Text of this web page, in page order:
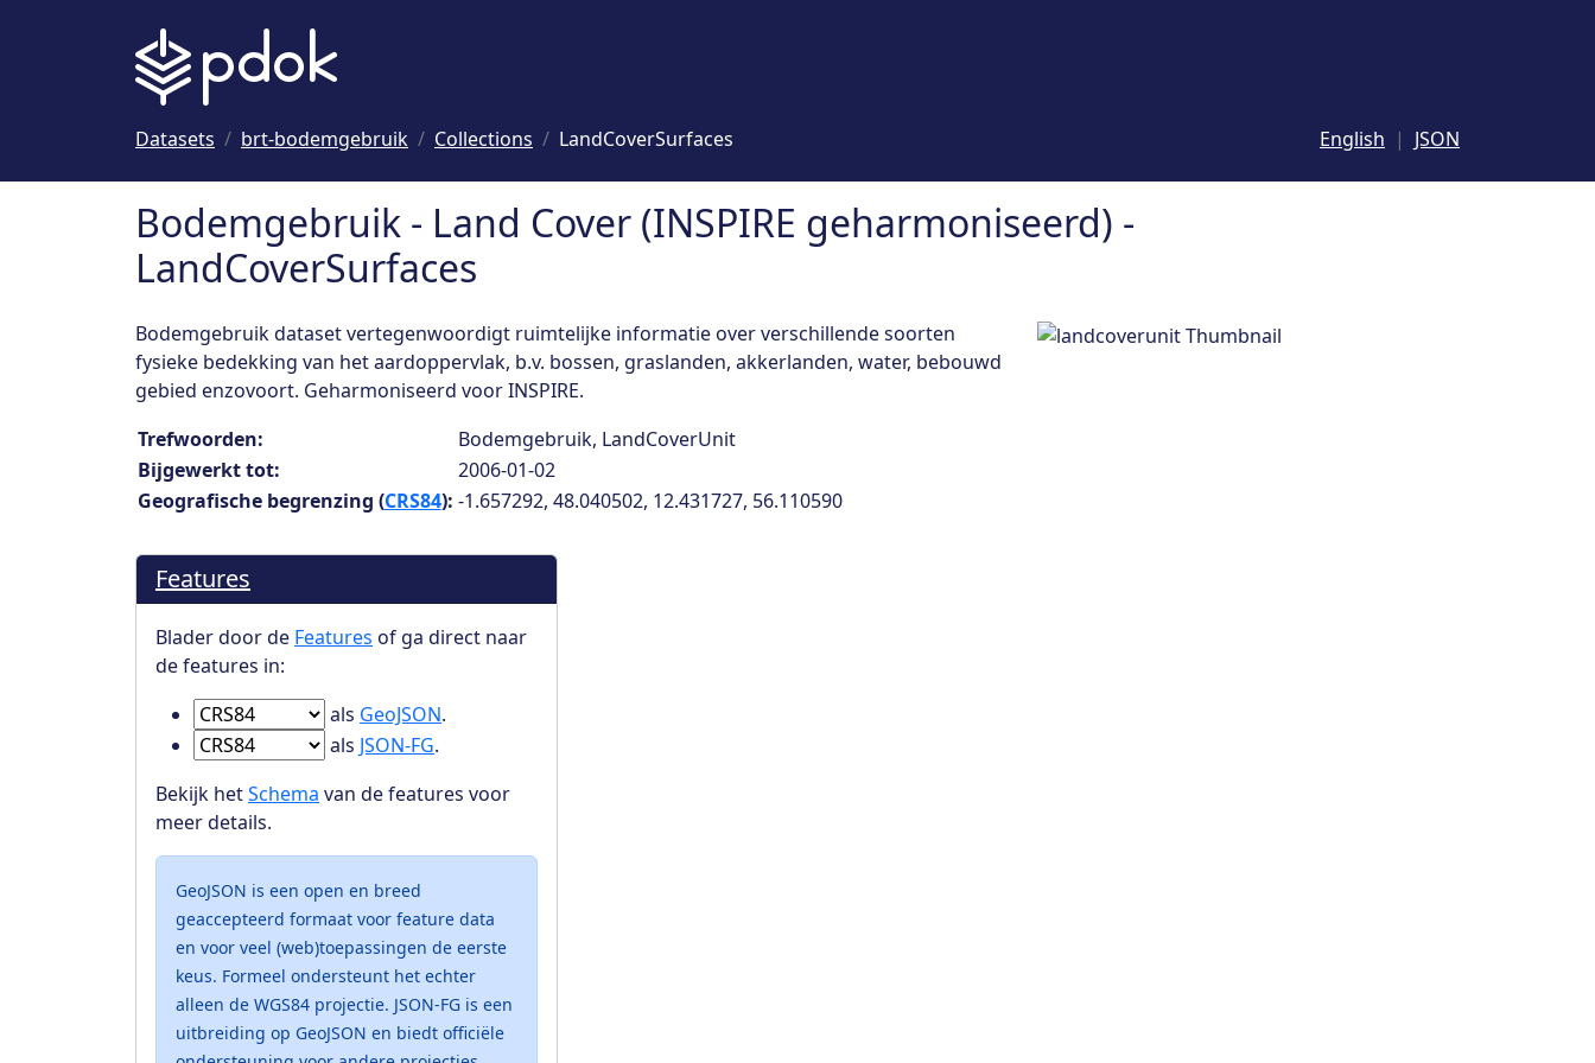
Datasets brt-bodemgebruik Collections LandCoverSurfaces English JSON
Bodemgebruik - Land Cover (INSPIRE geharmoniseerd) -
LandCoverSurfaces
Bodemgebruik dataset vertegenwoordigt ruimtelijke informatie over verschillende soorten
fysieke bedekking van het aardoppervlak, b.v. bossen, graslanden, akkerlanden, water, bebouwd
gebied enzovoort. Geharmoniseerd voor INSPIRE.
Collection details
Trefwoorden:
Bodemgebruik, LandCoverUnit
Bijgewerkt tot:
2006-01-02
Geografische begrenzing (CRS84): -1.657292, 48.040502, 12.431727, 56.110590
Features
Blader door de Features of ga direct naar
de features in:
Ga naar Features in
als GeoJSON.
Ga naar Features in
als JSON-FG.
Bekijk hetSchema van de features voor
meer details.
GeoJSON is een open en breed
geaccepteerd formaat voor feature data
en voor veel (web)toepassingen de eerste
keus. Formeel ondersteunt het echter
alleen de WGS84 projectie. JSON-FG is een
uitbreiding op GeoJSON en biedt officiële